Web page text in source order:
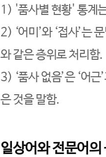
1) '품사별 현황' 통계
2) ‘어미’와 ‘접사’는
와 같은 층위로 처리함.
3) ‘품사 없음’은 ‘어
은 것을 말함.
일상어와 전문어의